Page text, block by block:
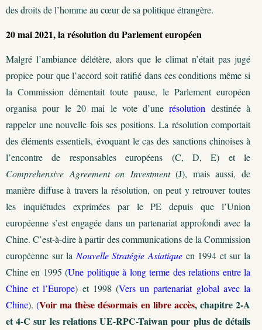
des droits de l’homme au cœur de sa politique étrangère.
20 mai 2021, la résolution du Parlement européen
Malgré l’ambiance délétère, alors que le climat n’était pas jugé
propice pour que l’accord soit ratifié dans ces conditions même si
la Commission démentait toute pause, le Parlement européen
organisa pour le 20 mai le vote d’unerésolution destinée à
rappeler une nouvelle fois ses positions. La résolution comportait
des éléments essentiels, évoquant le cas des sanctions chinoises à
l’encontre de responsables européens (C, D, E) et le
Comprehensive Agreement on Investment(J), mais aussi, de
manière diffuse à travers la résolution, on peut y retrouver toutes
les inquiétudes exprimées par le PE depuis que l’Union
européenne s’est engagée dans un partenariat approfondi avec la
Chine. C’est-à-dire à partir des communications de la Commission
européenne sur la Nouvelle Stratégie Asiatique en 1994 et sur la
Chine en 1995 (Une politique à long terme des relations entre la
Chine et l’Europe) et 1998 (Vers un partenariat global avec la
Chine).(Voir ma thèse désormais en libre accès, chapitre 2-A
et 4-C sur les relations UE-RPC-Taiwan pour plus de détails